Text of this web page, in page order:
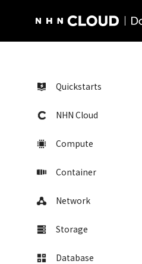
Quickstarts
NHN Cloud
Compute
Container
Network
Storage
Database